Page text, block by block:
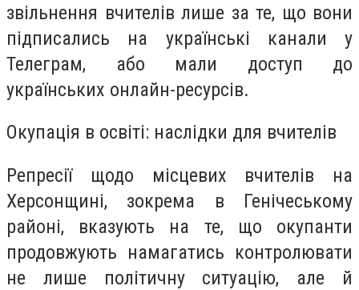
звільнення вчителів лише за те, що вони
підписались на українські канали у
Телеграм, або мали доступ до
українських онлайн-ресурсів.
Окупація в освіті: наслідки для вчителів
Репресії щодо місцевих вчителів на
Херсонщині, зокрема в Генічеському
районі, вказують на те, що окупанти
продовжують намагатись контролювати
не лише політичну ситуацію, але й